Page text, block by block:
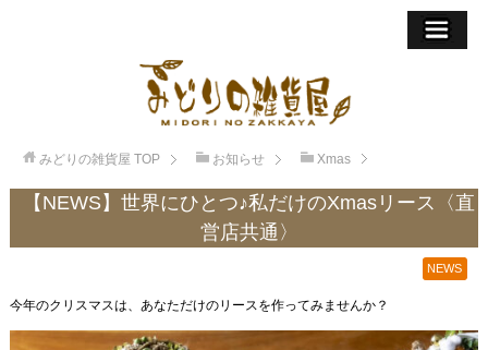
みどりの雑貨屋 TOP お知らせ Xmas
【NEWS】世界にひとつ♪私だけのXmasリース〈直
営店共通〉
NEWS
今年のクリスマスは、あなただけのリースを作ってみませんか？